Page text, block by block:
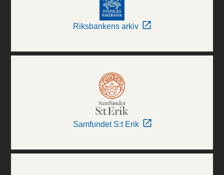
Riksbankens arkiv
Samfundet S:t Erik